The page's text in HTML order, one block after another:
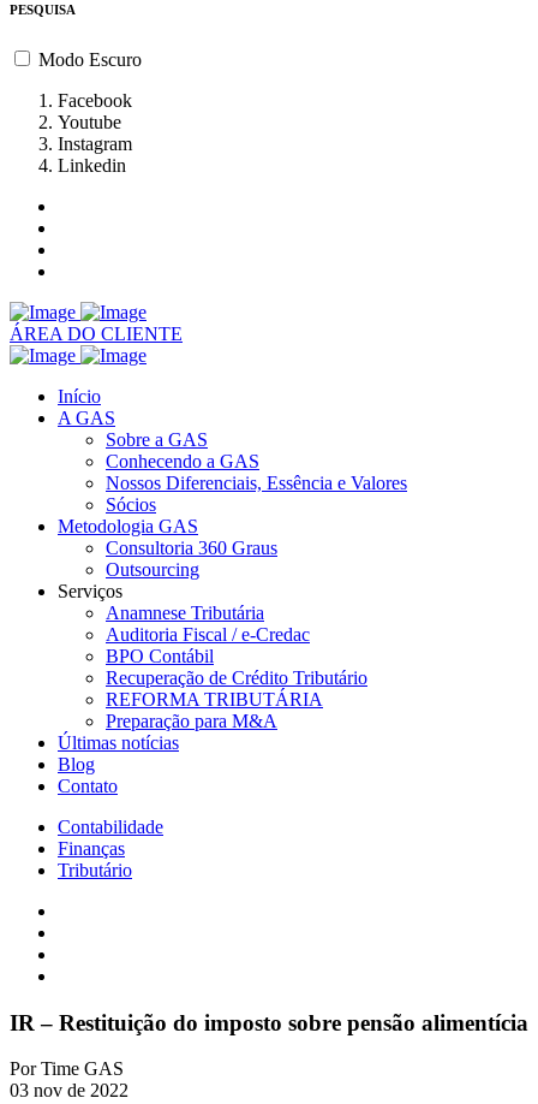
PESQUISA
Modo Escuro
Facebook
Youtube
Instagram
Linkedin
ÁREA DO CLIENTE
Início
A GAS
Sobre a GAS
Conhecendo a GAS
Nossos Diferenciais, Essência e Valores
Sócios
Metodologia GAS
Consultoria 360 Graus
Outsourcing
Serviços
Anamnese Tributária
Auditoria Fiscal / e-Credac
BPO Contábil
Recuperação de Crédito Tributário
REFORMA TRIBUTÁRIA
Preparação para M&A
Últimas notícias
Blog
Contato
Contabilidade
Finanças
Tributário
IR – Restituição do imposto sobre pensão alimentícia
PorTime GAS
03 nov de 2022